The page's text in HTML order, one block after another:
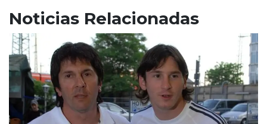
Noticias Relacionadas